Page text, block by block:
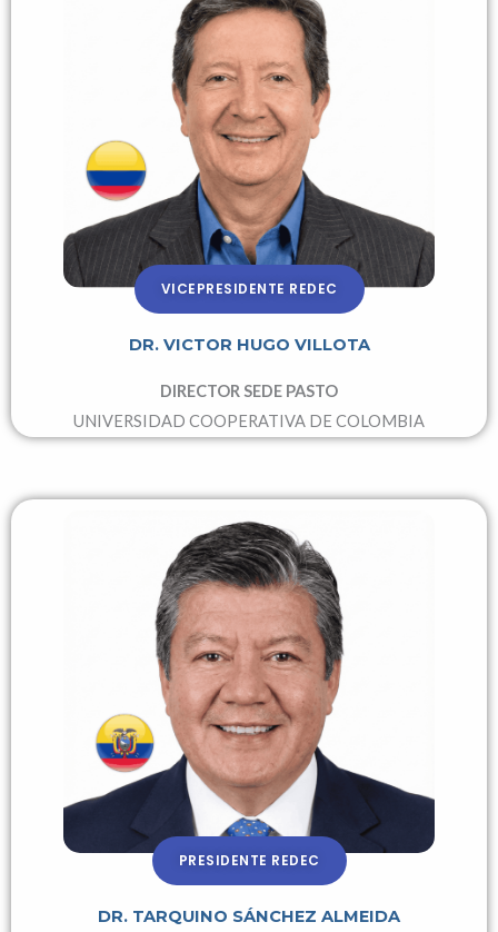
VICEPRESIDENTE REDEC
DR. VICTOR HUGO VILLOTA
DIRECTOR SEDE PASTO
UNIVERSIDAD COOPERATIVA DE COLOMBIA
PRESIDENTE REDEC
DR. TARQUINO SÁNCHEZ ALMEIDA